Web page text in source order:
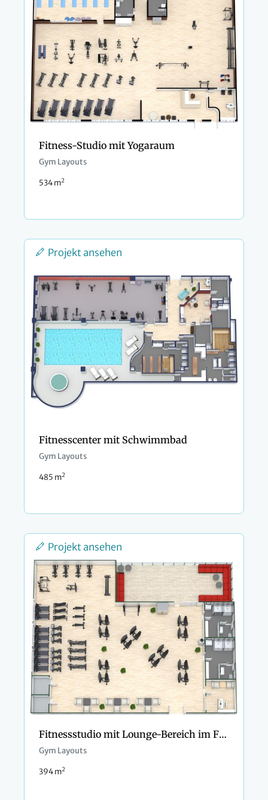
Fitness-Studio mit Yogaraum
Gym Layouts
534 m2
Projekt ansehen
Fitnesscenter mit Schwimmbad
Gym Layouts
485 m2
Projekt ansehen
Fitnessstudio mit Lounge-Bereich im Freien
Gym Layouts
394 m2